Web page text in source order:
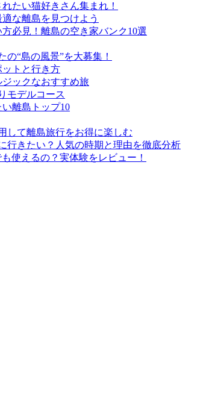
たい猫好きさん集まれ！
な離島を見つけよう
必見！離島の空き家バンク10選
の“島の風景”を大募集！
トと行き方
ックなおすすめ旅
モデルコース
離島トップ10
して離島旅行をお得に楽しむ
行きたい？人気の時期と理由を徹底分析
使えるの？実体験をレビュー！